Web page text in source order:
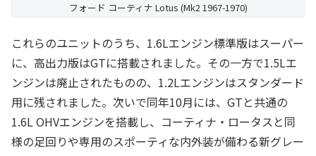
フォード コーティナ Lotus (Mk2 1967-1970)
これらのユニットのうち、1.6Lエンジン標準版はスーパー
に、高出力版はGTに搭載されました。その一方で1.5Lエ
ンジンは廃止されたものの、1.2Lエンジンはスタンダード
用に残されました。次いで同年10月には、GTと共通の
1.6L OHVエンジンを搭載し、コーティナ・ロータスと同
様の足回りや専用のスポーティな内外装が備わる新グレー